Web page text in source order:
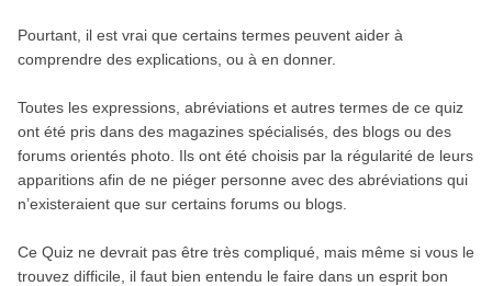
Pourtant, il est vrai que certains termes peuvent aider à
comprendre des explications, ou à en donner.
Toutes les expressions, abréviations et autres termes de ce quiz
ont été pris dans des magazines spécialisés, des blogs ou des
forums orientés photo. Ils ont été choisis par la régularité de leurs
apparitions afin de ne piéger personne avec des abréviations qui
n’existeraient que sur certains forums ou blogs.
Ce Quiz ne devrait pas être très compliqué, mais même si vous le
trouvez difficile, il faut bien entendu le faire dans un esprit bon